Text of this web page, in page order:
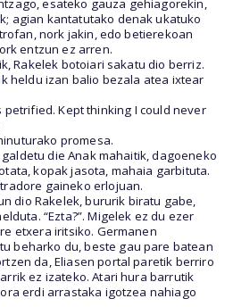
esateko gauza gehiagorekin,
agian kantatutako denak ukatuko
nork jakin, edo betierekoan
entzun ez arren.
Rakelek botoiari sakatu dio berriz.
heldu izan balio bezala atea ixtear
petrified. Kept thinking I could never
promesa.
galdetu die Anak mahaitik, dagoeneko
kopak jasota, mahaia garbituta.
gaineko erlojuan.
dio Rakelek, bururik biratu gabe,
“Ezta?”. Migelek ez du ezer
etxera iritsiko. Germanen
beharko du, beste gau pare batean
da, Eliasen portal paretik berriro
ez izateko. Atari hura barrutik
erdi arrastaka igotzea nahiago